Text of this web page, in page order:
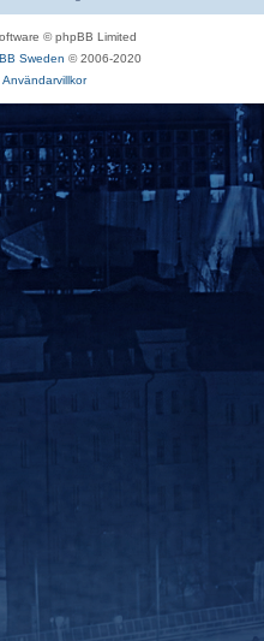
© phpBB Limited
Sweden © 2006-2020
Användarvillkor